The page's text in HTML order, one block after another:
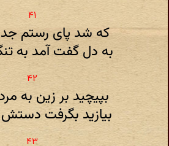
که شد پای رستم
به دل گفت آمد به
بپیچید بر زین به
بیازید بگرفت